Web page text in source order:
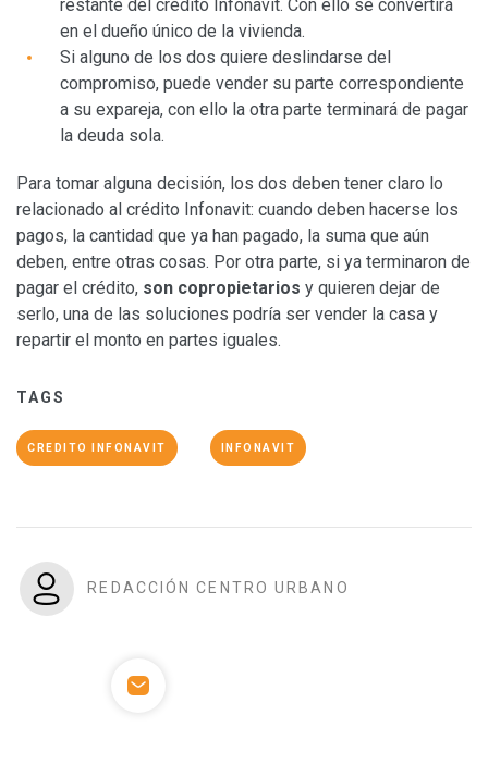
restante del crédito Infonavit. Con ello se convertirá
en el dueño único de la vivienda.
Si alguno de los dos quiere deslindarse del
compromiso, puede vender su parte correspondiente
a su expareja, con ello la otra parte terminará de pagar
la deuda sola.
Para tomar alguna decisión, los dos deben tener claro lo
relacionado al crédito Infonavit: cuando deben hacerse los
pagos, la cantidad que ya han pagado, la suma que aún
deben, entre otras cosas. Por otra parte, si ya terminaron de
pagar el crédito, son copropietarios y quieren dejar de
serlo, una de las soluciones podría ser vender la casa y
repartir el monto en partes iguales.
TAGS
CREDITO INFONAVIT INFONAVIT
REDACCIÓN CENTRO URBANO